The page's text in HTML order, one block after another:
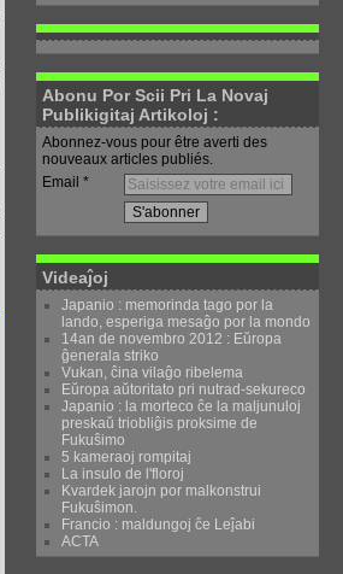
Abonu Por Scii Pri La Novaj
Publikigitaj Artikoloj :
Abonnez-vous pour être averti des
nouveaux articles publiés.
Email
Videaĵoj
Japanio : memorinda tago por la
lando, esperiga mesaĝo por la mondo
14an de novembro 2012 : Eŭropa
ĝenerala striko
Vukan, ĉina vilaĝo ribelema
Eŭropa aŭtoritato pri nutrad-sekureco
Japanio : la morteco ĉe la maljunuloj
preskaŭ triobliĝis proksime de
Fukuŝimo
5 kameraoj rompitaj
La insulo de l'floroj
Kvardek jarojn por malkonstrui
Fukuŝimon.
Francio : maldungoj ĉe Leĵabi
ACTA